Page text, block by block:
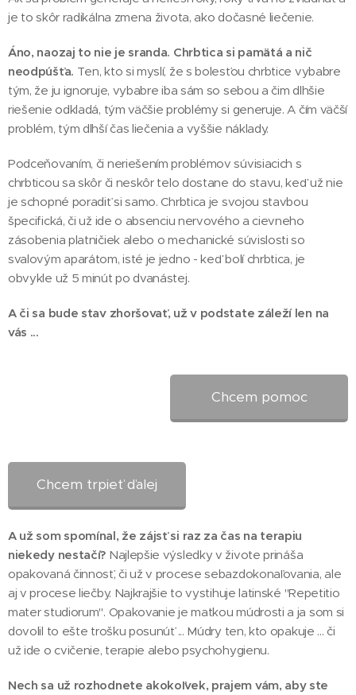
je to skôr radikálna zmena života, ako dočasné liečenie.
Áno, naozaj to nie je sranda. Chrbtica si pamätá a nič
neodpúšťa. Ten, kto si myslí, že s bolesťou chrbtice vybabre
tým, že ju ignoruje, vybabre iba sám so sebou a čim dlhšie
riešenie odkladá, tým väčšie problémy si generuje. A čím väčší
problém, tým dlhší čas liečenia a vyššie náklady.
Podceňovaním, či neriešením problémov súvisiacich s
chrbticou sa skôr či neskôr telo dostane do stavu, keď už nie
je schopné poradiť si samo. Chrbtica je svojou stavbou
špecifická, či už ide o absenciu nervového a cievneho
zásobenia platničiek alebo o mechanické súvislosti so
svalovým aparátom, isté je jedno - keď bolí chrbtica, je
obvykle už 5 minút po dvanástej.
A či sa bude stav zhoršovať, už v podstate záleží len na
vás ...
Chcem pomoc
Chcem trpieť ďalej
A už som spomínal, že zájsť si raz za čas na terapiu
niekedy nestačí? Najlepšie výsledky v živote prináša
opakovaná činnosť, či už v procese sebazdokonaľovania, ale
aj v procese liečby. Najkrajšie to vystihuje latinské "Repetitio
mater studiorum". Opakovanie je matkou múdrosti a ja som si
dovolil to ešte trošku posunúť ... Múdry ten, kto opakuje ... či
už ide o cvičenie, terapie alebo psychohygienu.
Nech sa už rozhodnete akokoľvek, prajem vám, aby ste